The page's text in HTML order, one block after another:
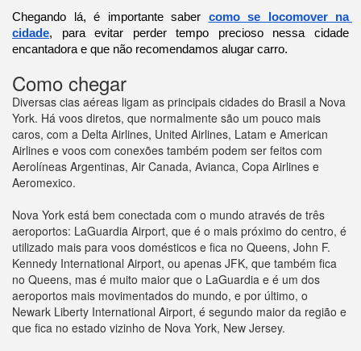
Chegando lá, é importante saber como se locomover na
cidade, para evitar perder tempo precioso nessa cidade
encantadora e que não recomendamos alugar carro.
Como chegar
Diversas cias aéreas ligam as principais cidades do Brasil a Nova
York. Há voos diretos, que normalmente são um pouco mais
caros, com a Delta Airlines, United Airlines, Latam e American
Airlines e voos com conexões também podem ser feitos com
Aerolíneas Argentinas, Air Canada, Avianca, Copa Airlines e
Aeromexico.
Nova York está bem conectada com o mundo através de três
aeroportos: LaGuardia Airport, que é o mais próximo do centro, é
utilizado mais para voos domésticos e fica no Queens, John F.
Kennedy International Airport, ou apenas JFK, que também fica
no Queens, mas é muito maior que o LaGuardia e é um dos
aeroportos mais movimentados do mundo, e por último, o
Newark Liberty International Airport, é segundo maior da região e
que fica no estado vizinho de Nova York, New Jersey.